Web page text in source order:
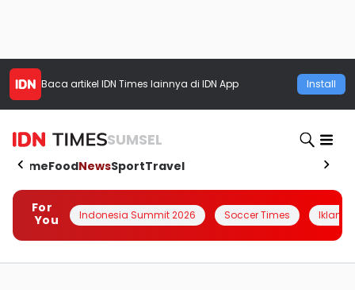
Baca artikel IDN Times lainnya di IDN App Install
SUMSEL
HomeFoodNewsSportTravel
For
You
Indonesia Summit 2026 Soccer Times Iklanin